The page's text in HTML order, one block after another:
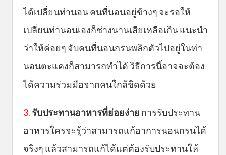
ได้เปลี่ยนท่านอน คนที่นอนอยู่ข้างๆ จะรอให้
เปลี่ยนท่านอนเองก็ช่างนานเสียเหลือเกิน แนะนำ
ว่าให้ค่อยๆ จับคนที่นอนกรนพลิกตัวไปอยู่ในท่า
นอนตะแคงก็สามารถทำได้ วิธีการนี้อาจจะต้อง
ได้ความร่วมมือจากคนใกล้ชิดด้วย
3. รับประทานอาหารที่ย่อยง่าย การรับประทาน
อาหารใครจะรู้ว่าสามารถแก้อาการนอนกรนได้
จริงๆ แล้วสามารถแก้ได้แต่ต้องรับประทานให้